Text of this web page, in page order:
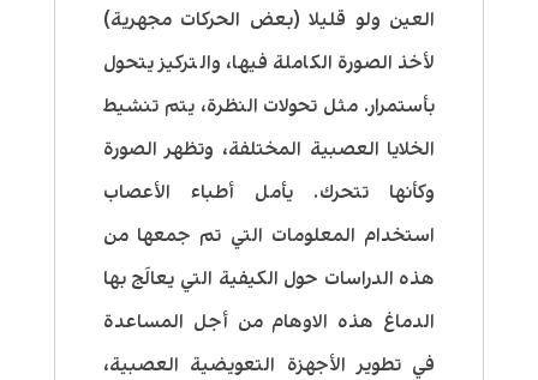
العين ولو قليلا (بعض الحركات مجهرية)
لأخذ الصورة الكاملة فيها، والتركيز يتحول
بأستمرار. مثل تحولات النظرة، يتم تنشيط
الخلايا العصبية المختلفة، وتظهر الصورة
وكأنها تتحرك. يأمل أطباء الأعصاب
استخدام المعلومات التي تم جمعها من
هذه الدراسات حول الكيفية التي يعالَج بها
الدماغ هذه الاوهام من أجل المساعدة
في تطوير الأجهزة التعويضية العصبية،